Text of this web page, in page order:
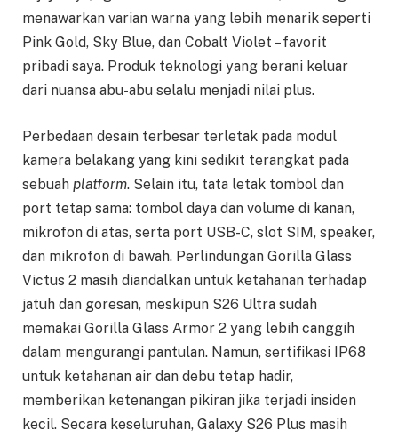
menawarkan varian warna yang lebih menarik seperti
Pink Gold, Sky Blue, dan Cobalt Violet – favorit
pribadi saya. Produk teknologi yang berani keluar
dari nuansa abu-abu selalu menjadi nilai plus.
Perbedaan desain terbesar terletak pada modul
kamera belakang yang kini sedikit terangkat pada
sebuah platform. Selain itu, tata letak tombol dan
port tetap sama: tombol daya dan volume di kanan,
mikrofon di atas, serta port USB-C, slot SIM, speaker,
dan mikrofon di bawah. Perlindungan Gorilla Glass
Victus 2 masih diandalkan untuk ketahanan terhadap
jatuh dan goresan, meskipun S26 Ultra sudah
memakai Gorilla Glass Armor 2 yang lebih canggih
dalam mengurangi pantulan. Namun, sertifikasi IP68
untuk ketahanan air dan debu tetap hadir,
memberikan ketenangan pikiran jika terjadi insiden
kecil. Secara keseluruhan, Galaxy S26 Plus masih